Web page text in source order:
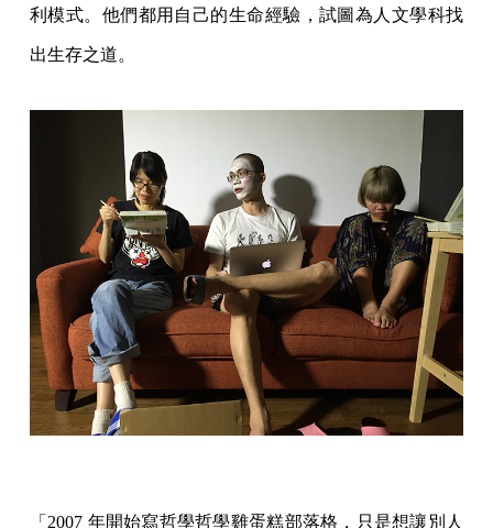
利模式。他們都用自己的生命經驗，試圖為人文學科找
出生存之道。
「2007 年開始寫哲學哲學雞蛋糕部落格，只是想讓別人